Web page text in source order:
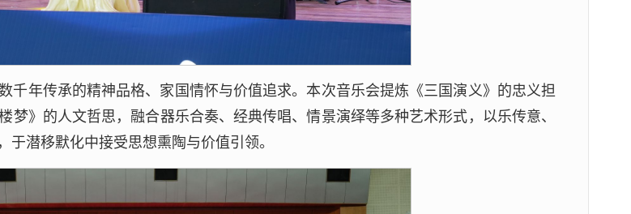
千年传承的精神品格、家国情怀与价值追求。本次音乐会提炼《三国演义》的忠义担
》的人文哲思，融合器乐合奏、经典传唱、情景演绎等多种艺术形式，以乐传意、
潜移默化中接受思想熏陶与价值引领。